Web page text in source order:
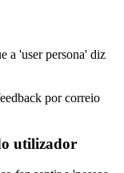
a 'user persona' diz
por correio
utilizador